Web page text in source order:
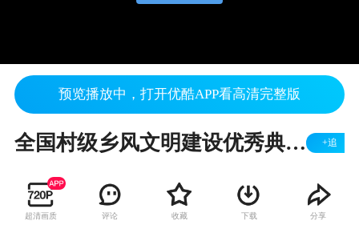
预览播放中，打开优酷APP看高清完整版
全国村级乡风文明建设优秀典型案例之韩家墅 +追
超清画质 评论 收藏 下载 分享